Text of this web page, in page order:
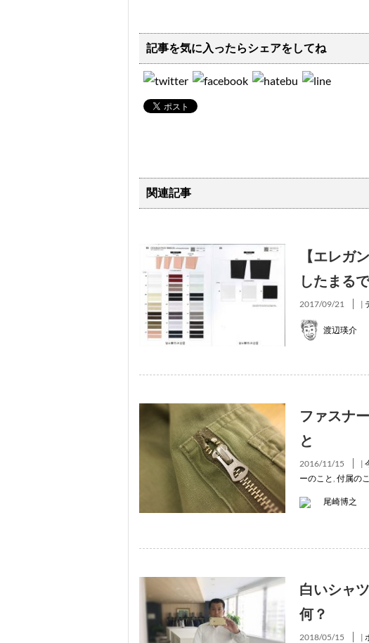
記事を気に入ったらシェアをしてね
関連記事
【エレガ
したまる
2017/09/21 |
渡辺瑛介
ファスナ
と
2016/11/15 |
ーのこと, 付属の
尾崎博之
白いシャ
何？
2018/05/15 |